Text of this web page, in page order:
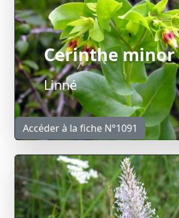
Cerinthe minor
Linné
Accéder à la fiche N°1091